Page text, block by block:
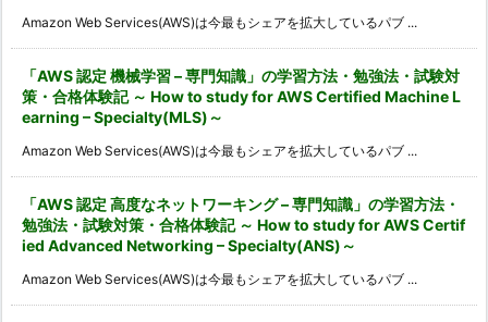
Amazon Web Services(AWS)は今最もシェアを拡大しているパブ ...
「AWS 認定 機械学習 – 専門知識」の学習方法・勉強法・試験対
策・合格体験記 ～ How to study for AWS Certified Machine L
earning – Specialty(MLS)～
Amazon Web Services(AWS)は今最もシェアを拡大しているパブ ...
「AWS 認定 高度なネットワーキング – 専門知識」の学習方法・
勉強法・試験対策・合格体験記 ～ How to study for AWS Certif
ied Advanced Networking – Specialty(ANS)～
Amazon Web Services(AWS)は今最もシェアを拡大しているパブ ...